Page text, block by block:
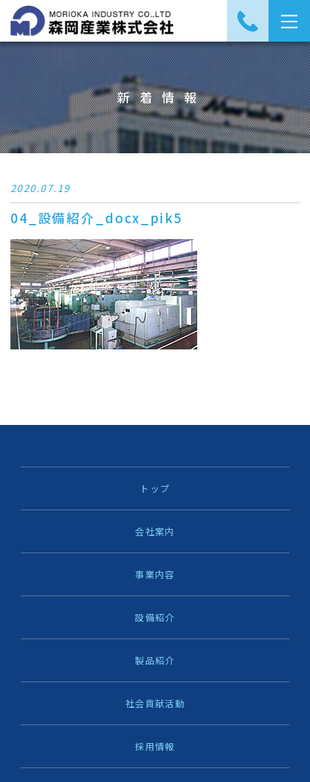
新着情報
2020.07.19
04_設備紹介_docx_pik5
トップ
会社案内
事業内容
設備紹介
製品紹介
社会貢献活動
採用情報